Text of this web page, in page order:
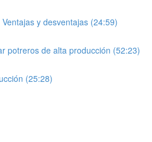
y desventajas (24:59)
potreros de alta producción (52:23)
(25:28)